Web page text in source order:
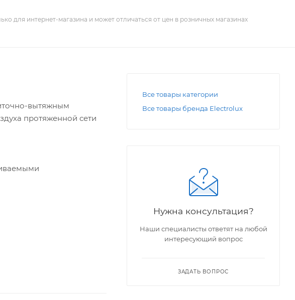
для интернет-магазина и может отличаться от цен в розничных магазинах
вытяжным
протяженной сети
Все товары категории
Все товары бренда Electrolux
Нужна консультация?
Наши специалисты ответят на любой
интересующий вопрос
ЗАДАТЬ ВОПРОС